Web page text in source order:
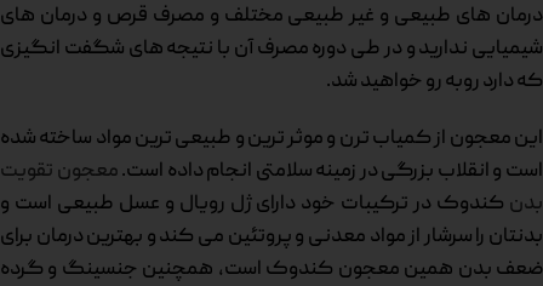
درمان های طبیعی و غیر طبیعی مختلف و مصرف قرص و درمان های
شیمیایی ندارید و در طی دوره مصرف آن با نتیجه های شگفت انگیزی
که دارد روبه رو خواهید شد.
این معجون از کمیاب ترن و موثر ترین و طبیعی ترین مواد ساخته شده
است و انقلاب بزرگی در زمینه سلامتی انجام داده است.معجون تقویت
بدن کندوک در ترکیبات خود دارای ژل رویال و عسل طبیعی است و
بدنتان را سرشار از مواد معدنی و پروتئین می کند و بهترین درمان برای
ضعف بدن همین معجون کندوک است، همچنین جنسینگ و گرده